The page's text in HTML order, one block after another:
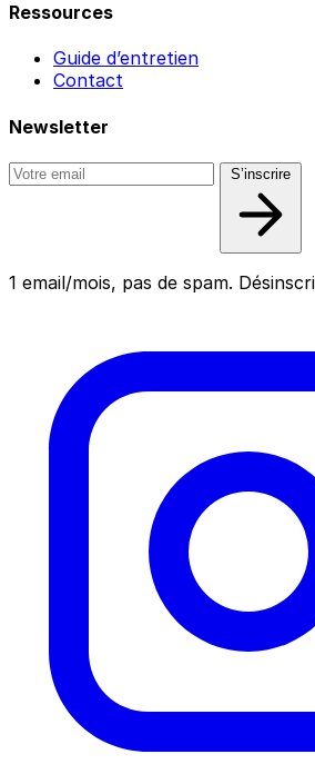
Ressources
Guide d’entretien
Contact
Newsletter
S’inscrire
1 email/mois, pas de spam.